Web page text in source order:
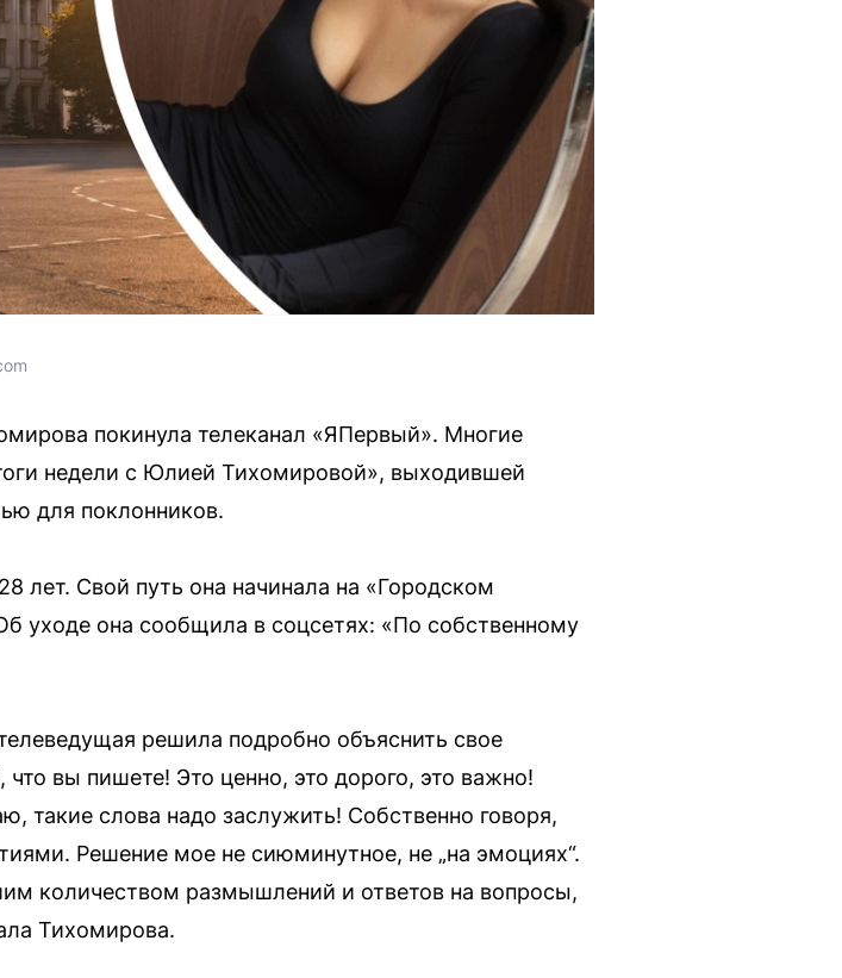
покинула телеканал «ЯПервый». Многие
недели с Юлией Тихомировой», выходившей
для поклонников.
лет. Свой путь она начинала на «Городском
уходе она сообщила в соцсетях: «По собственному
решила подробно объяснить свое
вы пишете! Это ценно, это дорого, это важно!
такие слова надо заслужить! Собственно говоря,
Решение мое не сиюминутное, не „на эмоциях“.
количеством размышлений и ответов на вопросы,
Тихомирова.